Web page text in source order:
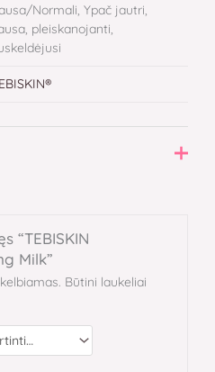
Normali, Ypač jautri,
pleiskanojanti,
“TEBISKIN
Milk”
Būtini laukeliai